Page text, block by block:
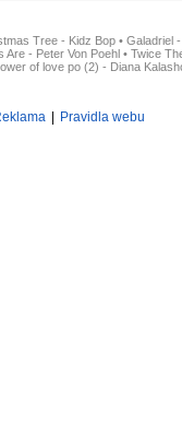
Tree - Kidz Bop • Galadriel
Are - Peter Von Poehl • Twice
of love po (2) - Diana
Pravidla webu